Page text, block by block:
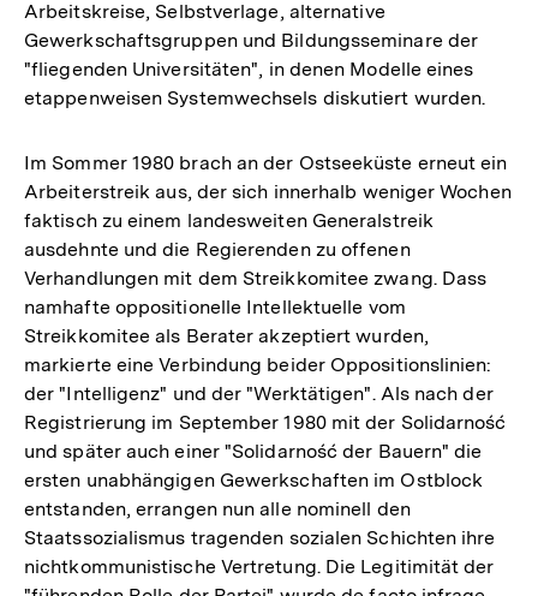
Arbeitskreise, Selbstverlage, alternative
Gewerkschaftsgruppen und Bildungsseminare der
"fliegenden Universitäten", in denen Modelle eines
etappenweisen Systemwechsels diskutiert wurden.
Im Sommer 1980 brach an der Ostseeküste erneut ein
Arbeiterstreik aus, der sich innerhalb weniger Wochen
faktisch zu einem landesweiten Generalstreik
ausdehnte und die Regierenden zu offenen
Verhandlungen mit dem Streikkomitee zwang. Dass
namhafte oppositionelle Intellektuelle vom
Streikkomitee als Berater akzeptiert wurden,
markierte eine Verbindung beider Oppositionslinien:
der "Intelligenz" und der "Werktätigen". Als nach der
Registrierung im September 1980 mit der Solidarność
und später auch einer "Solidarność der Bauern" die
ersten unabhängigen Gewerkschaften im Ostblock
entstanden, errangen nun alle nominell den
Staatssozialismus tragenden sozialen Schichten ihre
nichtkommunistische Vertretung. Die Legitimität der